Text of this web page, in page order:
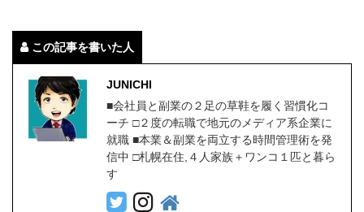
この記事を書いた人
JUNICHI
■会社員と副業の２足の草鞋を履く習慣化コ
ーチ □２度の転職で地元のメディア系企業に
就職 ■本業＆副業を両立する時間管理術を発
信中 □札幌在住,４人家族＋ワンコ１匹と暮ら
す